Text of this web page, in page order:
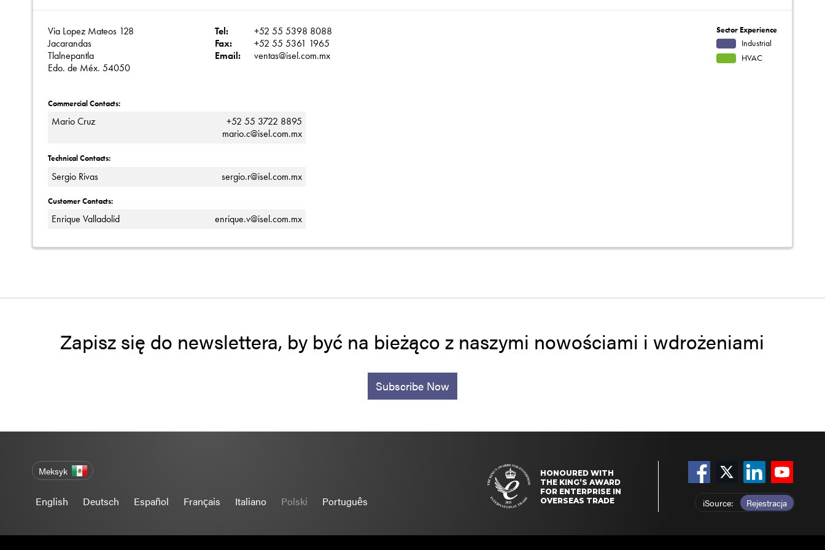
Via Lopez Mateos 128
Jacarandas
Tlalnepantla
Edo. de Méx. 54050
Tel:
+52 55 5398 8088
Fax:
+52 55 5361 1965
Email:
ventas@isel.com.mx
Commercial Contacts:
Mario Cruz
+52 55 3722 8895
mario.c@isel.com.mx
Technical Contacts:
Sergio Rivas sergio.r@isel.com.mx
Customer Contacts:
Enrique Valladolid enrique.v@isel.com.mx
Sector Experience
Industrial
HVAC
Zapisz się do newslettera, by być na bieżąco z naszymi nowościami i wdrożeniami
Subscribe Now
HONOURED WITH
THE KING’S AWARD
FOR ENTERPRISE IN
OVERSEAS TRADE
iSource Rejestracja
Meksyk
English Deutsch Español Français Italiano Polski Português